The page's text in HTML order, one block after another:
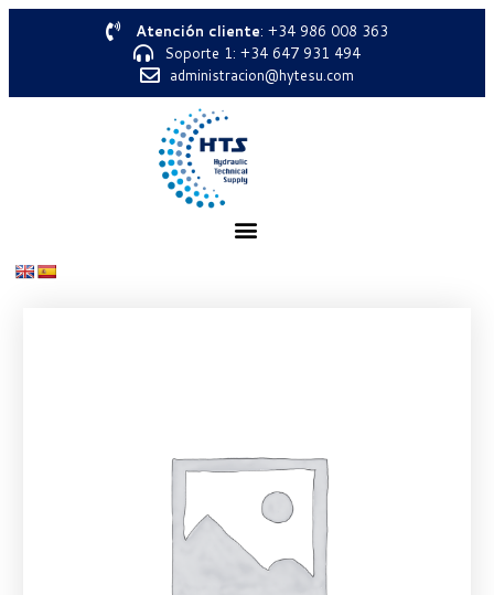
Atención cliente: +34 986 008 363
Soporte 1: +34 647 931 494
administracion@hytesu.com